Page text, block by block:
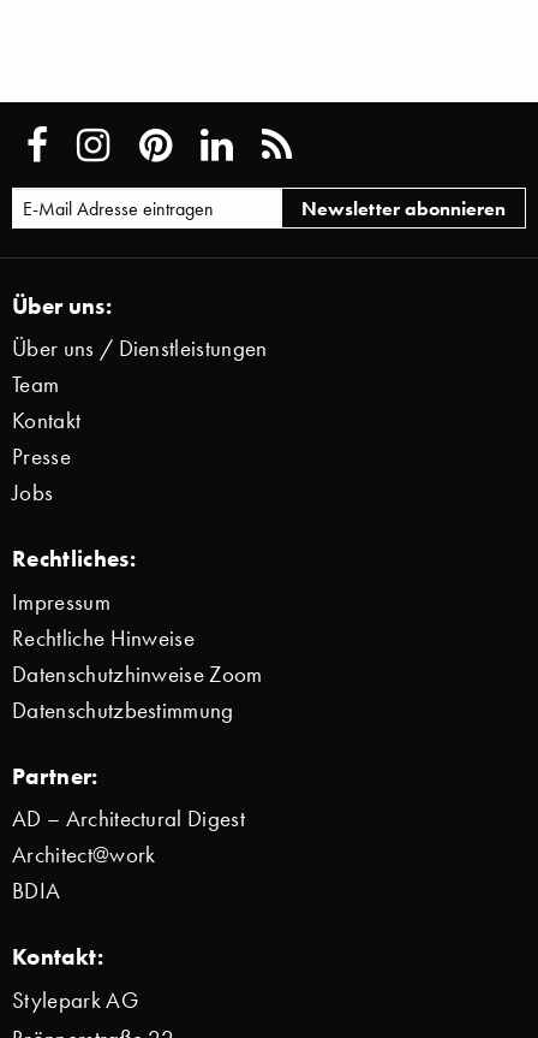
Über uns:
Über uns / Dienstleistungen
Team
Kontakt
Presse
Jobs
Rechtliches:
Impressum
Rechtliche Hinweise
Datenschutzhinweise Zoom
Datenschutzbestimmung
Partner:
AD – Architectural Digest
Architect@work
BDIA
Kontakt:
Stylepark AG